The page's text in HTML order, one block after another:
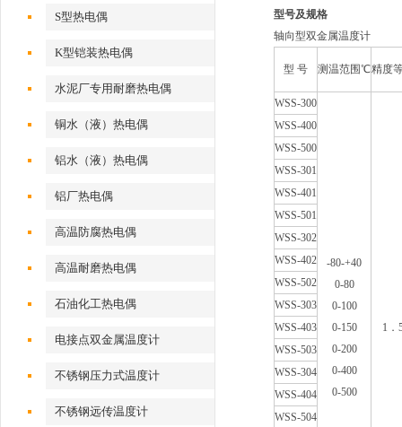
S型热电偶
K型铠装热电偶
水泥厂专用耐磨热电偶
铜水（液）热电偶
铝水（液）热电偶
铝厂热电偶
高温防腐热电偶
高温耐磨热电偶
石油化工热电偶
电接点双金属温度计
不锈钢压力式温度计
不锈钢远传温度计
型号及规格
轴向型双金属温度计
型 号 测温范围℃精度
WSS-300
-80-+40
0-80
0-100
0-150
0-200
0-400
0-500
1 ．
WSS-400
WSS-500
WSS-301
WSS-401
WSS-501
WSS-302
WSS-402
WSS-502
WSS-303
WSS-403
WSS-503
WSS-304
WSS-404
WSS-504